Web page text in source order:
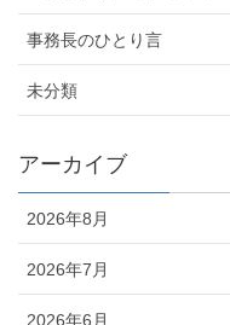
事務長のひとり言
未分類
アーカイブ
2026年8月
2026年7月
2026年6月